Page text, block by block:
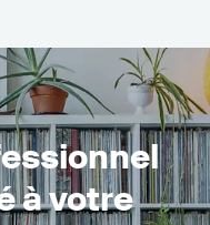
à votre